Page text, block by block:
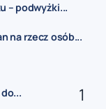
– podwyżki...
na rzecz osób...